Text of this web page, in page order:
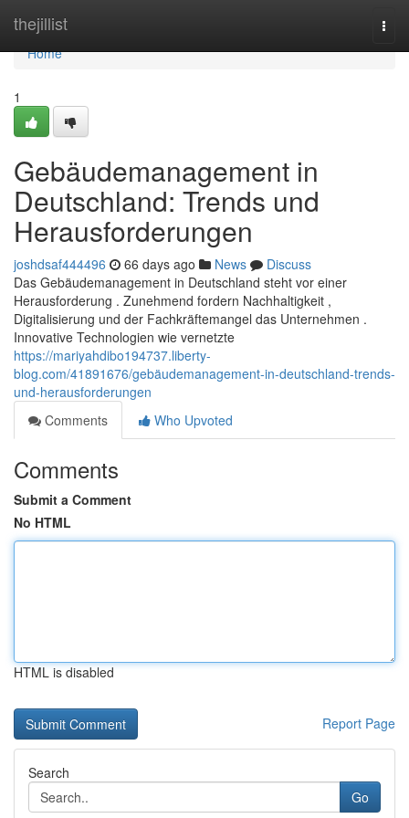
thejillist
Home
Home
1
Gebäudemanagement in
Deutschland: Trends und
Herausforderungen
joshdsaf444496 66 days ago News
Discuss
Das Gebäudemanagement in Deutschland steht vor einer
Herausforderung . Zunehmend fordern Nachhaltigkeit ,
Digitalisierung und der Fachkräftemangel das Unternehmen .
Innovative Technologien wie vernetzte
https://mariyahdibo194737.liberty-
blog.com/41891676/gebäudemanagement-in-deutschland-trends-
und-herausforderungen
Comments
Who Upvoted
Comments
Submit a Comment
No HTML
HTML is disabled
Report Page
Search
Go